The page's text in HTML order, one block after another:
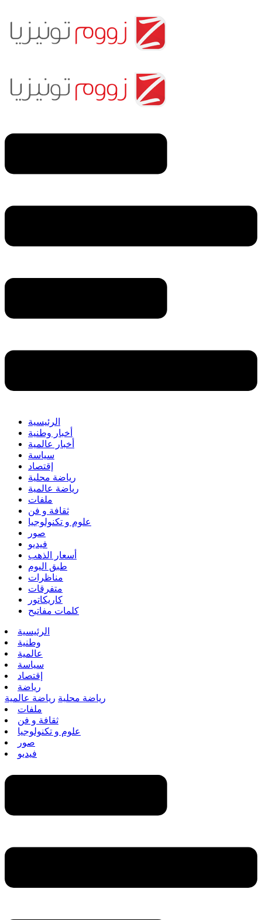
الرئيسية
أخبار وطنية
أخبار عالمية
سياسة
إقتصاد
رياضة محلية
رياضة عالمية
ملفات
ثقافة و فن
علوم و تكنولوجيا
صور
فيديو
أسعار الذهب
طبق اليوم
مناظرات
متفرقات
كاريكاتور
كلمات مفاتيح
الرئيسية
وطنية
عالمية
سياسة
إقتصاد
رياضة
رياضة محلية رياضة عالمية
ملفات
ثقافة و فن
علوم و تكنولوجيا
صور
فيديو